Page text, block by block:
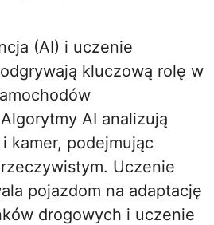
(AI) i uczenie
kluczową rolę w
AI analizują
kamer, podejmując
Uczenie
pojazdom na adaptację
drogowych i uczenie